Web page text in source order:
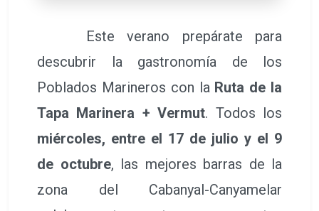
Este verano prepárate para
descubrir la gastronomía de los
Poblados Marineros con la Ruta de la
Tapa Marinera + Vermut. Todos los
miércoles, entre el 17 de julio y el 9
de octubre, las mejores barras de la
zona del Cabanyal-Canyamelar